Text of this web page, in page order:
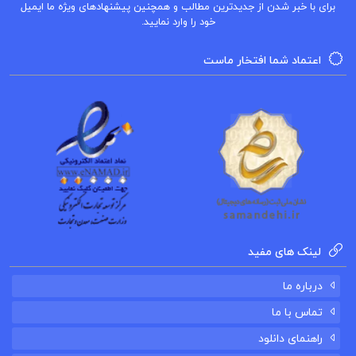
کتاب زیگموند فروید پتریک جی. ماهونی
کتاب زن کابین شماره ۱۰ روث ور
کتاب زندگینامه یک عشق الکساندر ژردن
برای با خبر شدن از جدیدترین مطالب و همچنین پیشنهادهای ویژه ما ایمیل
خود را وارد نمایید.
اعتماد شما افتخار ماست
لینک های مفید
درباره ما
تماس با ما
راهنمای دانلود